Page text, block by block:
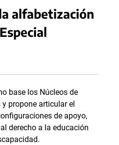
alfabetización
base los Núcleos de
propone articular el
de apoyo,
derecho a la educación